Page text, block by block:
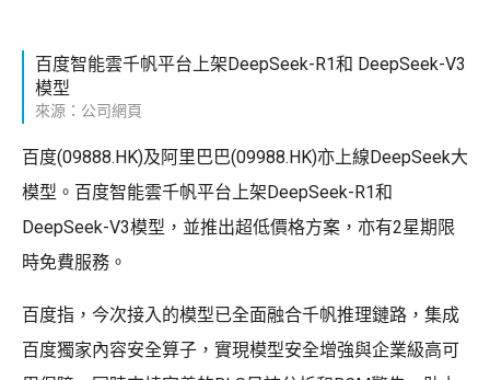
百度智能雲千帆平台上架DeepSeek-R1和 DeepSeek-V3
模型
來源：公司網頁
百度(09888.HK)及阿里巴巴(09988.HK)亦上線DeepSeek大
模型。百度智能雲千帆平台上架DeepSeek-R1和
DeepSeek-V3模型，並推出超低價格方案，亦有2星期限
時免費服務。
百度指，今次接入的模型已全面融合千帆推理鏈路，集成
百度獨家內容安全算子，實現模型安全增強與企業級高可